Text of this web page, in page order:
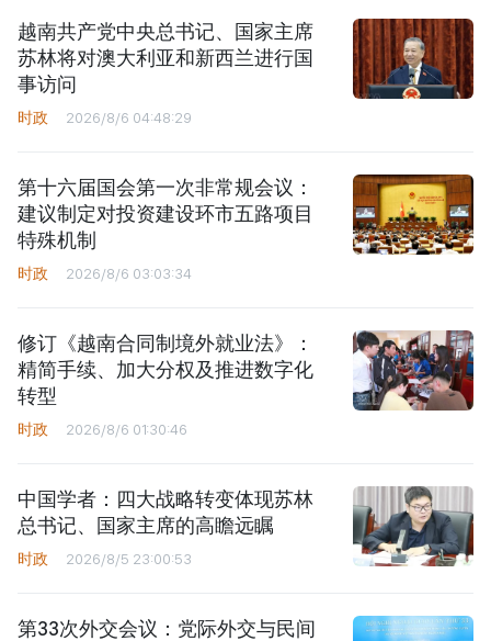
越南共产党中央总书记、国家主席
苏林将对澳大利亚和新西兰进行国
事访问
时政 2026/8/6 04:48:29
第十六届国会第一次非常规会议：
建议制定对投资建设环市五路项目
特殊机制
时政 2026/8/6 03:03:34
修订《越南合同制境外就业法》：
精简手续、加大分权及推进数字化
转型
时政 2026/8/6 01:30:46
中国学者：四大战略转变体现苏林
总书记、国家主席的高瞻远瞩
时政 2026/8/5 23:00:53
第33次外交会议：党际外交与民间